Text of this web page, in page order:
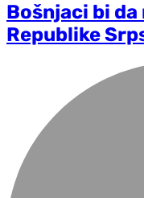
Bošnjaci bi
Republike